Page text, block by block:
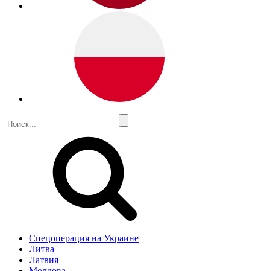
Спецоперация на Украине
Литва
Латвия